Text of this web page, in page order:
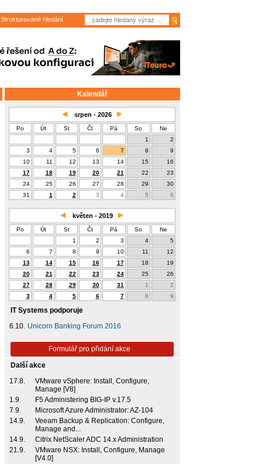
Strukturované hledání
Kalendář
srpen - 2026
Po Út St Čt Pá So
Ne
1
2
3
4 5 6 7 8
9
10
11 12 13 14 15
16
17
18 19 20 21 22
23
24
25 26 27 28 29
30
31
1 2 3 4 5 6
květen - 2019
Po Út St Čt Pá So
Ne
1
2 3 4
5
6
7 8 9 10 11
12
13
14 15 16 17 18
19
20
21 22 23 24 25
26
27
28 29 30 31 1
2
3
4 5 6 7 8 9
IT Systems podporuje
6.10. Unicorn Banking Forum 2016
Formulář pro přidání akce
Další akce
17.8.
VMware vSphere: Install, Configure,
Manage [V8]
1.9.
F5 Administering BIG-IP v.17.5
7.9.
Microsoft Azure Administrator: AZ-104
14.9.
Veeam Backup & Replication: Configure,
Manage and...
14.9.
Citrix NetScaler ADC 14.x Administration
21.9.
VMware NSX: Install, Configure, Manage
[V4.0]